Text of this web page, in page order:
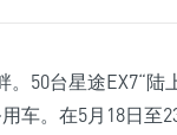
。50台星途EX7“
车。在5月18日至